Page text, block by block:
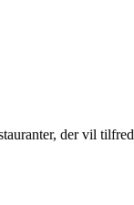
der vil